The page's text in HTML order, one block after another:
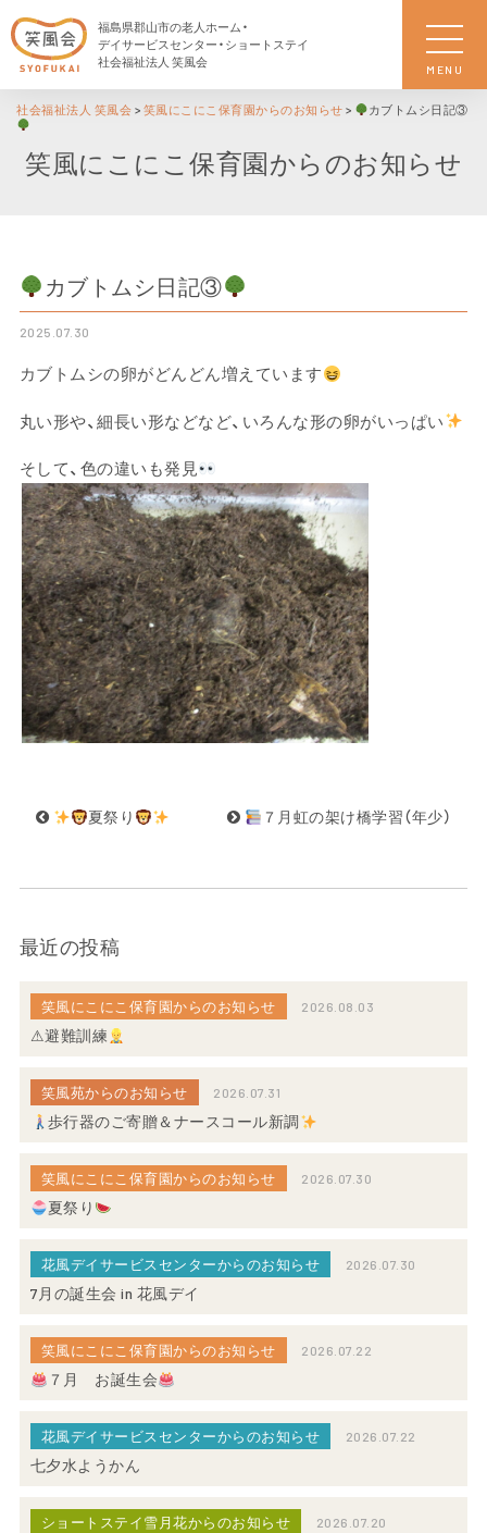
福島県郡山市の老人ホーム・
デイサービスセンター・ショートステイ
社会福祉法人 笑風会
MENU
社会福祉法人 笑風会 > 笑風にこにこ保育園からのお知らせ > カブトムシ日記③
笑風にこにこ保育園からのお知らせ
カブトムシ日記③
2025.07.30
カブトムシの卵がどんどん増えています
丸い形や、細長い形などなど、いろんな形の卵がいっぱい
そして、色の違いも発見
夏祭り ７月虹の架け橋学習（年少）
最近の投稿
笑風にこにこ保育園からのお知らせ 2026.08.03
⚠避難訓練
笑風苑からのお知らせ 2026.07.31
歩行器のご寄贈＆ナースコール新調
笑風にこにこ保育園からのお知らせ 2026.07.30
夏祭り
花風デイサービスセンターからのお知らせ 2026.07.30
7月の誕生会 in 花風デイ
笑風にこにこ保育園からのお知らせ 2026.07.22
７月 お誕生会
花風デイサービスセンターからのお知らせ 2026.07.22
七夕水ようかん
ショートステイ雪月花からのお知らせ 2026.07.20